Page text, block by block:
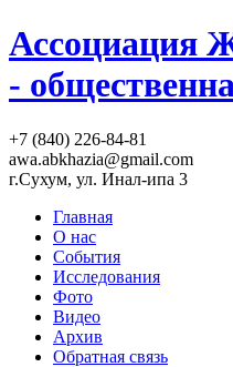
Ассоциация
-
+7 (840) 226-84-81
awa.abkhazia@gmail.com
г.Сухум, ул. Инал-ипа 3
Главная
О нас
События
Исследования
Фото
Видео
Архив
Обратная связь